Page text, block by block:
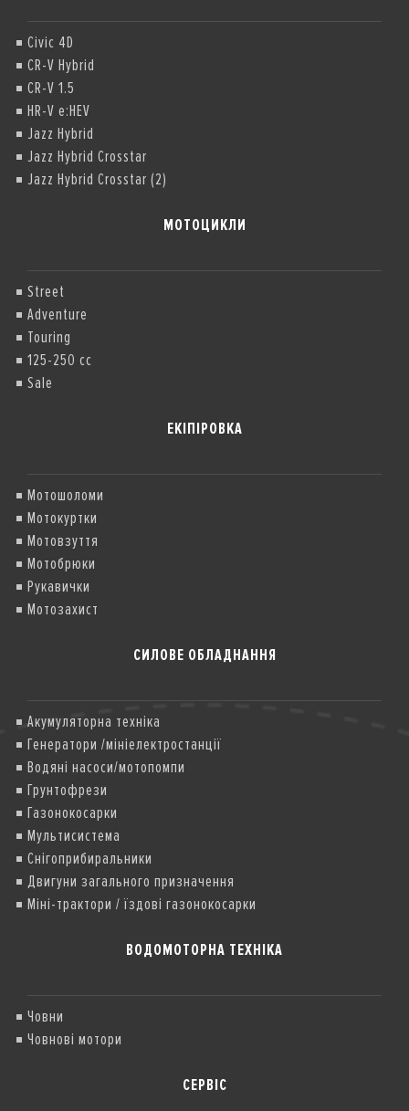
Civic 4D
CR-V Hybrid
CR-V 1.5
HR-V e:HEV
Jazz Hybrid
Jazz Hybrid Crosstar
Jazz Hybrid Crosstar (2)
МОТОЦИКЛИ
Street
Adventure
Touring
125-250 cc
Sale
ЕКІПІРОВКА
Мотошоломи
Мотокуртки
Мотовзуття
Мотобрюки
Рукавички
Мотозахист
СИЛОВЕ ОБЛАДНАННЯ
Акумуляторна техніка
Генератори /мініелектростанції
Водяні насоси/мотопомпи
Грунтофрези
Газонокосарки
Мультисистема
Снігоприбиральники
Двигуни загального призначення
Міні-трактори / їздові газонокосарки
ВОДОМОТОРНА ТЕХНІКА
Човни
Човнові мотори
СЕРВІС